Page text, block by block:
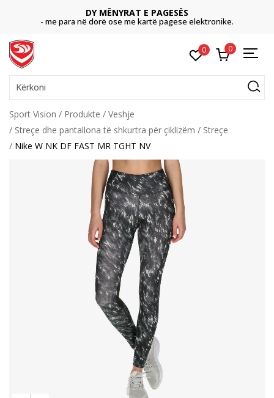
DY MËNYRAT E PAGESËS
- me para në dorë ose me kartë pagese elektronike.
0 0
Kërkoni
Sport Vision Produkte
Veshje
Streçe dhe pantallona të shkurtra për çiklizëm
Streçe
Nike W NK DF FAST MR TGHT NV